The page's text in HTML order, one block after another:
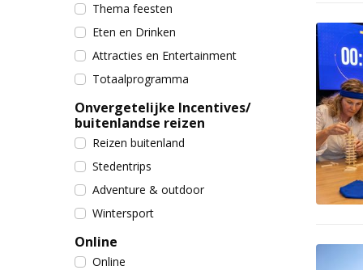
Thema feesten
Eten en Drinken
Attracties en Entertainment
Totaalprogramma
Onvergetelijke Incentives/
buitenlandse reizen
Reizen buitenland
Stedentrips
Adventure & outdoor
Wintersport
Online
Online